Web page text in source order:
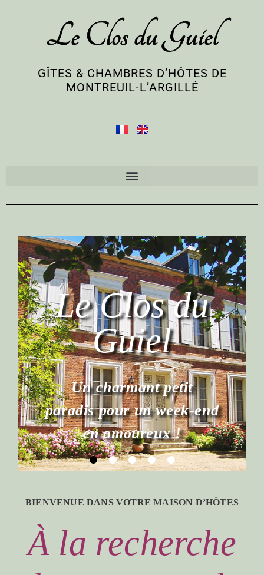
Le Clos du Guiel
GÎTES & CHAMBRES D’HÔTES DE
MONTREUIL-L’ARGILLÉ
BIENVENUE DANS VOTRE MAISON D’HÔTES
À la recherche